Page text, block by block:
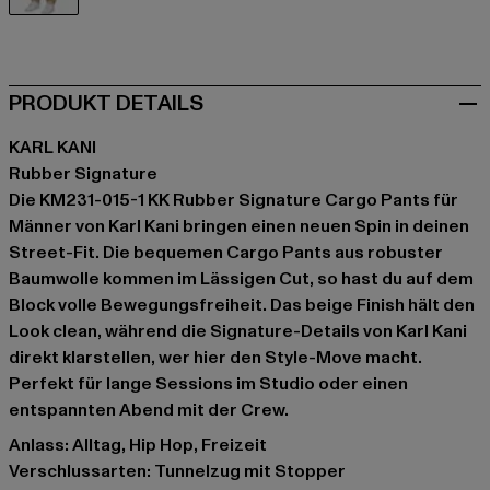
PRODUKT DETAILS
KARL KANI
Rubber Signature
Die KM231-015-1 KK Rubber Signature Cargo Pants für
Männer von Karl Kani bringen einen neuen Spin in deinen
Street-Fit. Die bequemen Cargo Pants aus robuster
Baumwolle kommen im Lässigen Cut, so hast du auf dem
Block volle Bewegungsfreiheit. Das beige Finish hält den
Look clean, während die Signature-Details von Karl Kani
direkt klarstellen, wer hier den Style-Move macht.
Perfekt für lange Sessions im Studio oder einen
entspannten Abend mit der Crew.
Anlass: Alltag, Hip Hop, Freizeit
Verschlussarten: Tunnelzug mit Stopper